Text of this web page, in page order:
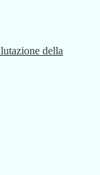
della